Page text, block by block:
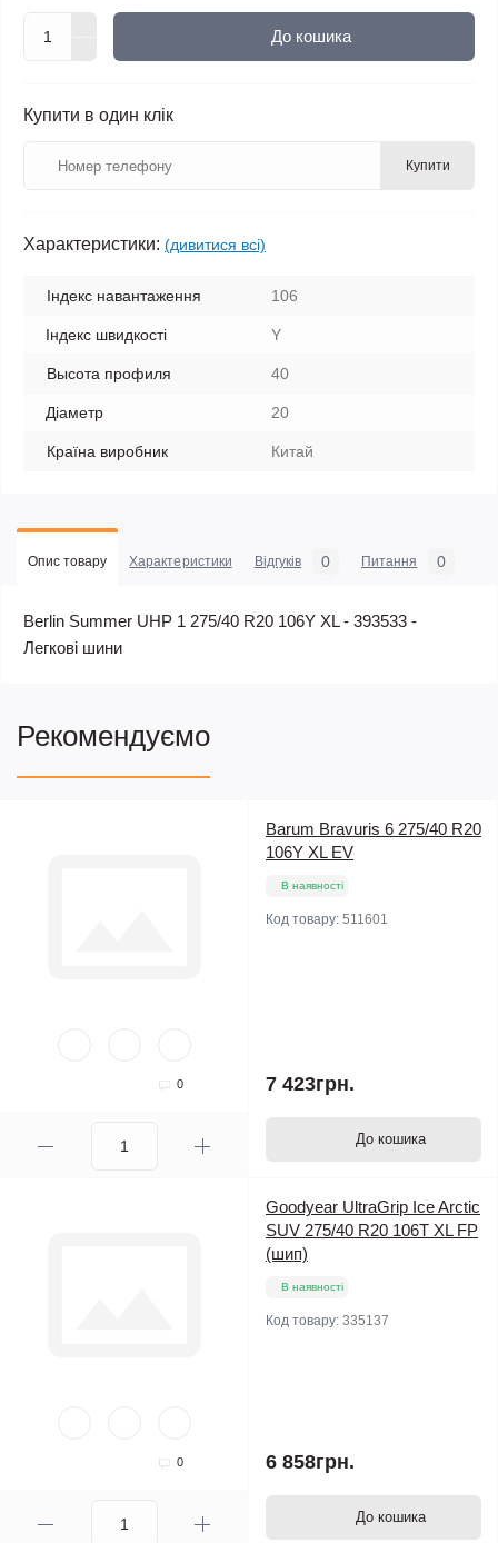
До кошика
Купити в один клік
Купити
Характеристики: (дивитися всі)
Індекс навантаження 106
Індекс швидкості Y
Высота профиля 40
Діаметр 20
Країна виробник Китай
Опис товару Характеристики Відгуків 0 Питання 0
Berlin Summer UHP 1 275/40 R20 106Y XL - 393533 -
Легкові шини
Рекомендуємо
0
Barum Bravuris 6 275/40 R20
106Y XL EV
В наявності
Код товару: 511601
7 423грн.
До кошика
0
Goodyear UltraGrip Ice Arctic
SUV 275/40 R20 106T XL FP
(шип)
В наявності
Код товару: 335137
6 858грн.
До кошика